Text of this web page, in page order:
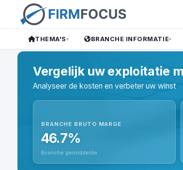
THEMA'S▾ BRANCHE INFORMATIE▾
Vergelijk uw exploitatie
Analyseer de kosten en verbeter uw winst
BRANCHE BRUTO MARGE
46.7%
Branche gemiddelde